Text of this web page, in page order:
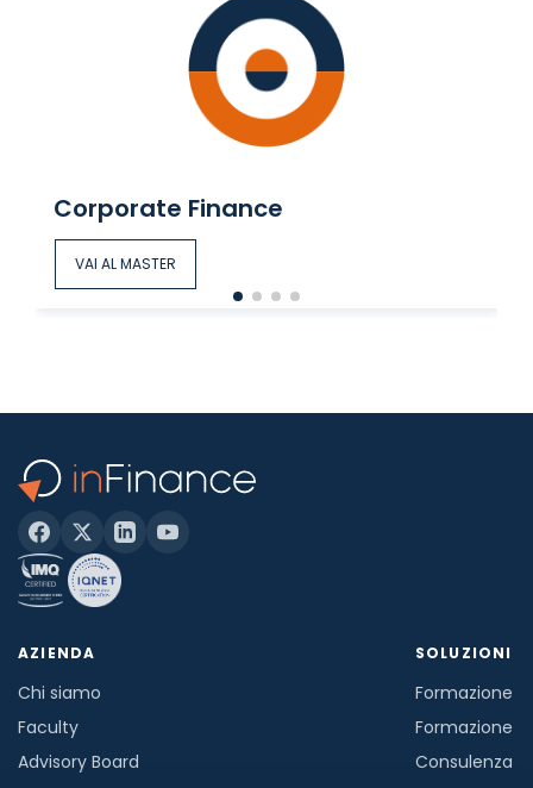
Corporate Finance
VAI AL MASTER
AZIENDA
Chi siamo
Faculty
Advisory Board
SOLUZIONI
Formazione
Formazione
Consulenza